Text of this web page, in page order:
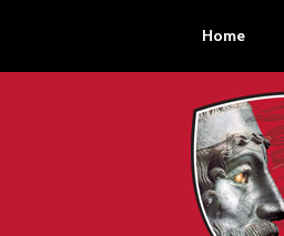
Home